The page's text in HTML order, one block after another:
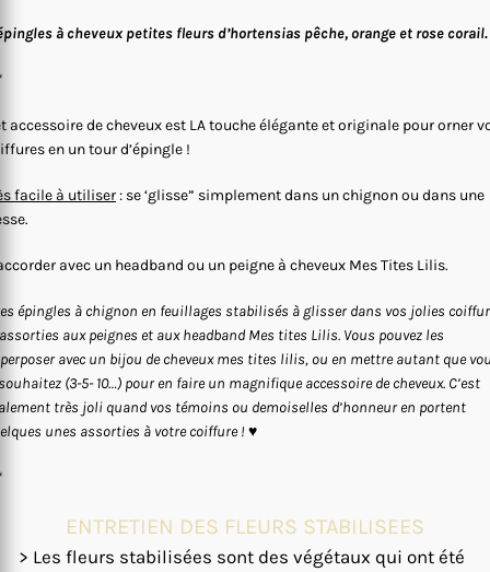
à cheveux petites fleurs d’hortensias pêche, orange et rose corail.
accessoire de cheveux est LA touche élégante et originale pour orner
en un tour d’épingle !
facile à utiliser: se ‘glisse” simplement dans un chignon ou dans une
avec un headband ou un peigne à cheveux Mes Tites Lilis.
épingles à chignon en feuillages stabilisés à glisser dans vos jolies
aux peignes et aux headband Mes tites Lilis. Vous pouvez les
avec un bijou de cheveux mes tites lilis, ou en mettre autant que
(3-5- 10…) pour en faire un magnifique accessoire de cheveux. C’est
très joli quand vos témoins ou demoiselles d’honneur en portent
unes assorties à votre coiffure ! ♥
ENTRETIEN DES FLEURS STABILISEES
> Les fleurs stabilisées sont des végétaux qui ont été